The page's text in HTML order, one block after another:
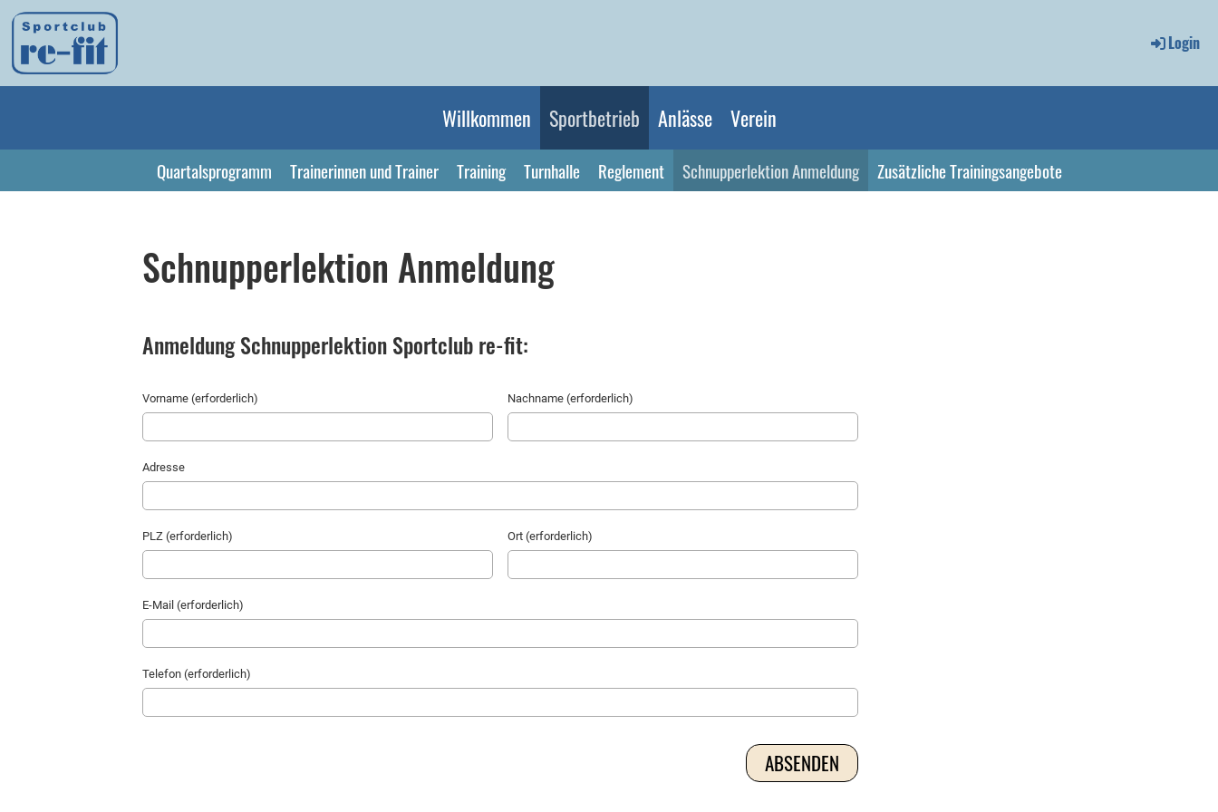
Login
Willkommen Sportbetrieb Anlässe Verein
Quartalsprogramm Trainerinnen und Trainer Training Turnhalle Reglement Schnupperlektion Anmeldung Zusätzliche Trainingsangebote
Schnupperlektion Anmeldung
Anmeldung Schnupperlektion Sportclub re-fit:
Vorname (erforderlich) Nachname (erforderlich)
Adresse
PLZ (erforderlich) Ort (erforderlich)
E-Mail (erforderlich)
Telefon (erforderlich)